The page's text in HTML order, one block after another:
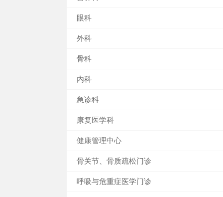
眼科
外科
骨科
内科
急诊科
康复医学科
健康管理中心
骨关节、骨质疏松门诊
呼吸与危重症医学门诊